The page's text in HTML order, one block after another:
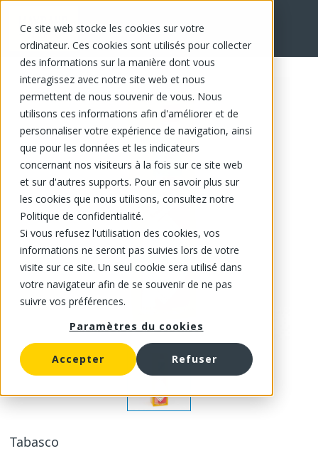
Ce site web stocke les cookies sur votre
ordinateur. Ces cookies sont utilisés pour collecter
des informations sur la manière dont vous
interagissez avec notre site web et nous
permettent de nous souvenir de vous. Nous
utilisons ces informations afin d'améliorer et de
personnaliser votre expérience de navigation, ainsi
que pour les données et les indicateurs
concernant nos visiteurs à la fois sur ce site web
et sur d'autres supports. Pour en savoir plus sur
les cookies que nous utilisons, consultez notre
Politique de confidentialité.
Si vous refusez l'utilisation des cookies, vos
informations ne seront pas suivies lors de votre
visite sur ce site. Un seul cookie sera utilisé dans
votre navigateur afin de se souvenir de ne pas
suivre vos préférences.
Paramètres du cookies
Accepter Refuser
EN
Tabasco